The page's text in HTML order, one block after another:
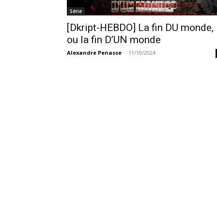
Série
[Dkript-HEBDO] La fin DU monde,
ou la fin D’UN monde
Alexandre Penasse - 11/10/2024